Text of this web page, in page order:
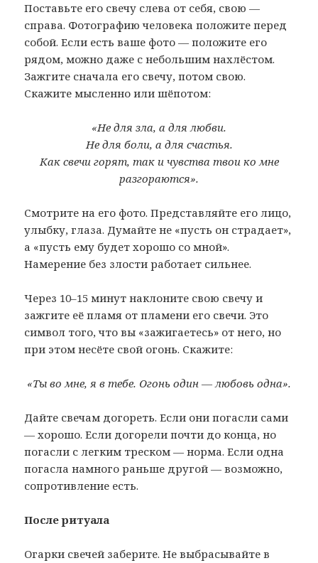
Поставьте его свечу слева от себя, свою —
справа. Фотографию человека положите перед
собой. Если есть ваше фото — положите его
рядом, можно даже с небольшим нахлёстом.
Зажгите сначала его свечу, потом свою.
Скажите мысленно или шёпотом:
«Не для зла, а для любви.
Не для боли, а для счастья.
Как свечи горят, так и чувства твои ко мне
разгораются».
Смотрите на его фото. Представляйте его лицо,
улыбку, глаза. Думайте не «пусть он страдает»,
а «пусть ему будет хорошо со мной».
Намерение без злости работает сильнее.
Через 10–15 минут наклоните свою свечу и
зажгите её пламя от пламени его свечи. Это
символ того, что вы «зажигаетесь» от него, но
при этом несёте свой огонь. Скажите:
«Ты во мне, я в тебе. Огонь один — любовь одна».
Дайте свечам догореть. Если они погасли сами
— хорошо. Если догорели почти до конца, но
погасли с легким треском — норма. Если одна
погасла намного раньше другой — возможно,
сопротивление есть.
После ритуала
Огарки свечей заберите. Не выбрасывайте в